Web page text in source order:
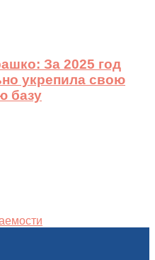
За 2025 год
укрепила свою
базу